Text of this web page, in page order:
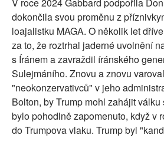
dokončila svou proměnu z
loajalistku MAGA. O několik let
za to, že roztrhal jaderné uvolnění
s Íránem a zavraždil íránského
Sulejmáního. Znovu a znovu
"neokonzervativců" v jeho
Bolton, by Trump mohl zahájit
bylo pohodlně zapomenuto, když v
do Trumpova vlaku. Trump byl